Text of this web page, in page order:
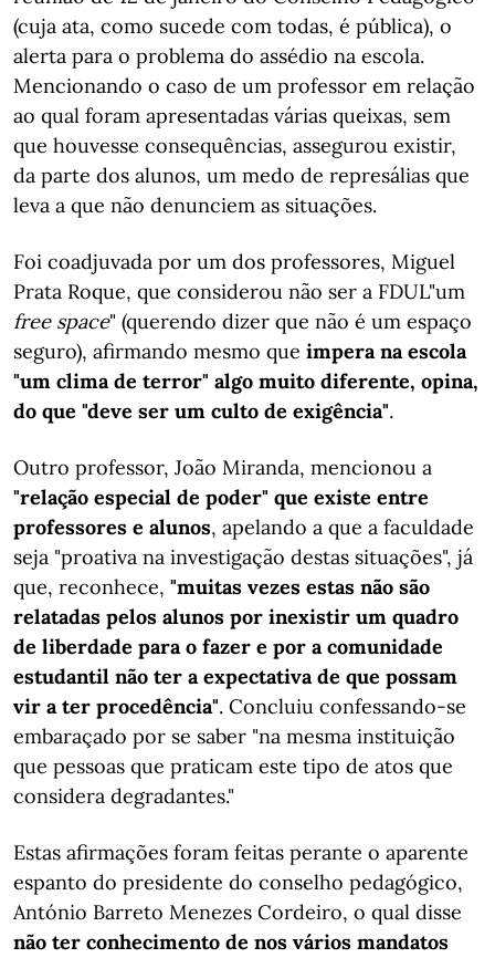
(cuja ata, como sucede com todas, é pública), o
alerta para o problema do assédio na escola.
Mencionando o caso de um professor em relação
ao qual foram apresentadas várias queixas, sem
que houvesse consequências, assegurou existir,
da parte dos alunos, um medo de represálias que
leva a que não denunciem as situações.
Foi coadjuvada por um dos professores, Miguel
Prata Roque, que considerou não ser a FDUL"um
free space" (querendo dizer que não é um espaço
seguro), afirmando mesmo que impera na escola
"um clima de terror" algo muito diferente, opina,
do que "deve ser um culto de exigência".
Outro professor, João Miranda, mencionou a
"relação especial de poder" que existe entre
professores e alunos, apelando a que a faculdade
seja "proativa na investigação destas situações", já
que, reconhece, "muitas vezes estas não são
relatadas pelos alunos por inexistir um quadro
de liberdade para o fazer e por a comunidade
estudantil não ter a expectativa de que possam
vir a ter procedência". Concluiu confessando-se
embaraçado por se saber "na mesma instituição
que pessoas que praticam este tipo de atos que
considera degradantes."
Estas afirmações foram feitas perante o aparente
espanto do presidente do conselho pedagógico,
António Barreto Menezes Cordeiro, o qual disse
não ter conhecimento de nos vários mandatos